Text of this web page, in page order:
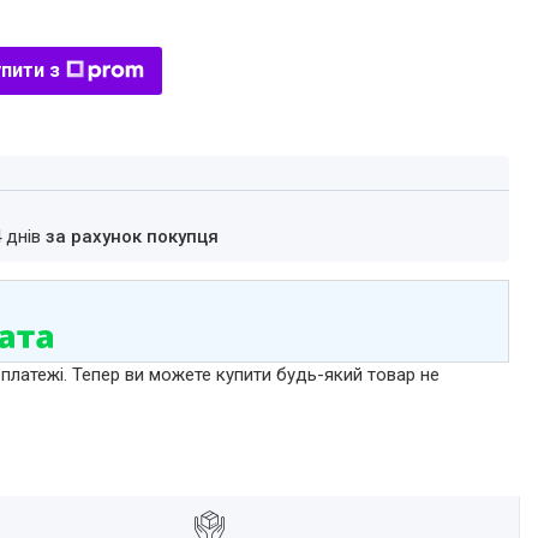
з
за рахунок покупця
платежі. Тепер ви можете купити будь-який товар не